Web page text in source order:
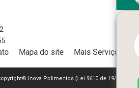
Mapa do site Mais Serviços
Inova Polimentos (Lei 9610 de 19/02/1998)